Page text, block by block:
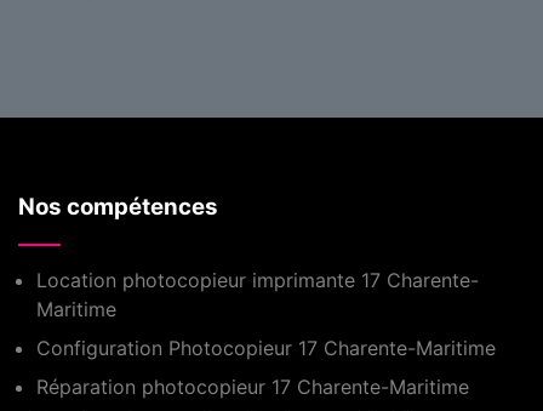
Nos compétences
Location photocopieur imprimante 17 Charente-
Maritime
Configuration Photocopieur 17 Charente-Maritime
Réparation photocopieur 17 Charente-Maritime